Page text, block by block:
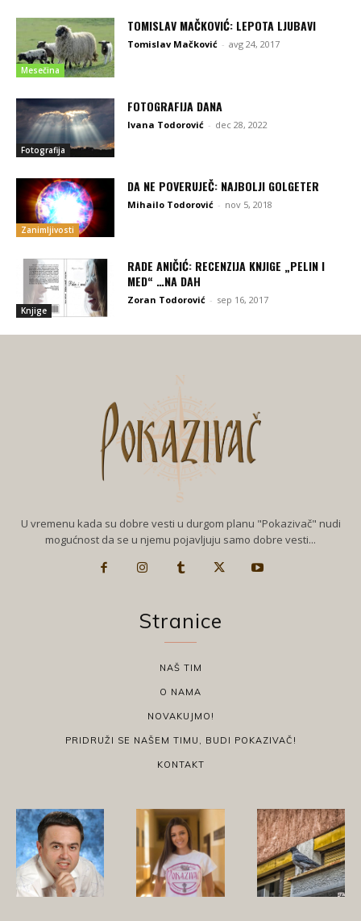
Mesečina
TOMISLAV MAČKOVIĆ: LEPOTA LJUBAVI
Tomislav Mačković - avg 24, 2017
Fotografija
FOTOGRAFIJA DANA
Ivana Todorović - dec 28, 2022
Zanimljivosti
DA NE POVERUJEČ: NAJBOLJI GOLGETER
Mihailo Todorović - nov 5, 2018
Knjige
RADE ANIČIĆ: RECENZIJA KNJIGE „PELIN I
MED“ …NA DAH
Zoran Todorović - sep 16, 2017
U vremenu kada su dobre vesti u durgom planu "Pokazivač" nudi
mogućnost da se u njemu pojavljuju samo dobre vesti...
Stranice
NAŠ TIM
O NAMA
NOVAKUJMO!
PRIDRUŽI SE NAŠEM TIMU, BUDI POKAZIVAČ!
KONTAKT